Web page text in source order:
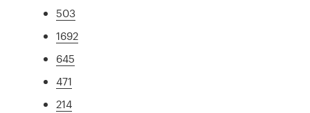
503
1692
645
471
214